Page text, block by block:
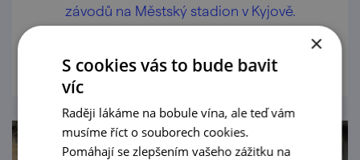
závodů na Městský stadion v Kyjově.
×
S cookies vás to bude bavit
víc
Raději lákáme na bobule vína, ale teď vám
musíme říct o souborech cookies.
Pomáhají se zlepšením vašeho zážitku na